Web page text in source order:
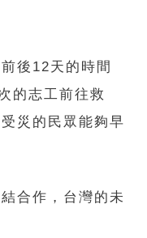
後12天的時間
的志工前往救
災的民眾能夠早
合作，台灣的未